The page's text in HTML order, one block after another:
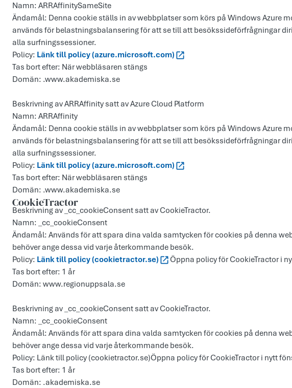
Namn: ARRAffinitySameSite
Ändamål: Denna cookie ställs in av webbplatser som körs på Windows Azure
används för belastningsbalansering för att se till att besökssideförfrågningar
alla surfningssessioner.
Policy: Länk till policy (azure.microsoft.com)
Tas bort efter: När webbläsaren stängs
Domän: .www.akademiska.se
Beskrivning av ARRAffinity satt av Azure Cloud Platform
Namn: ARRAffinity
Ändamål: Denna cookie ställs in av webbplatser som körs på Windows Azure
används för belastningsbalansering för att se till att besökssideförfrågningar
alla surfningssessioner.
Policy: Länk till policy (azure.microsoft.com)
Tas bort efter: När webbläsaren stängs
Domän: .www.akademiska.se
CookieTractor
Beskrivning av _cc_cookieConsent satt av CookieTractor.
Namn: _cc_cookieConsent
Ändamål: Används för att spara dina valda samtycken för cookies på denna
behöver ange dessa vid varje återkommande besök.
Policy: Länk till policy (cookietractor.se)
Öppna policy för CookieTractor i
Tas bort efter: 1 år
Domän: www.regionuppsala.se
Beskrivning av _cc_cookieConsent satt av CookieTractor.
Namn: _cc_cookieConsent
Ändamål: Används för att spara dina valda samtycken för cookies på denna
behöver ange dessa vid varje återkommande besök.
Policy: Länk till policy (cookietractor.se)Öppna policy för CookieTractor i nytt
Tas bort efter: 1 år
Domän: .akademiska.se